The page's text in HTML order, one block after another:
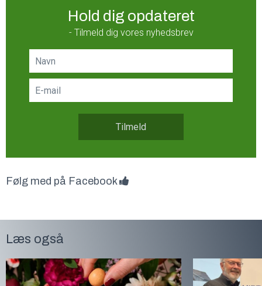
Hold dig opdateret
- Tilmeld dig vores nyhedsbrev
Tilmeld
Følg med på Facebook
Læs også